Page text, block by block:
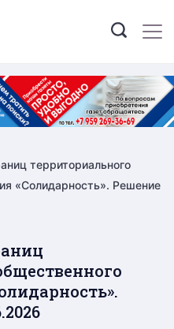
территориального
«Солидарность». Решение